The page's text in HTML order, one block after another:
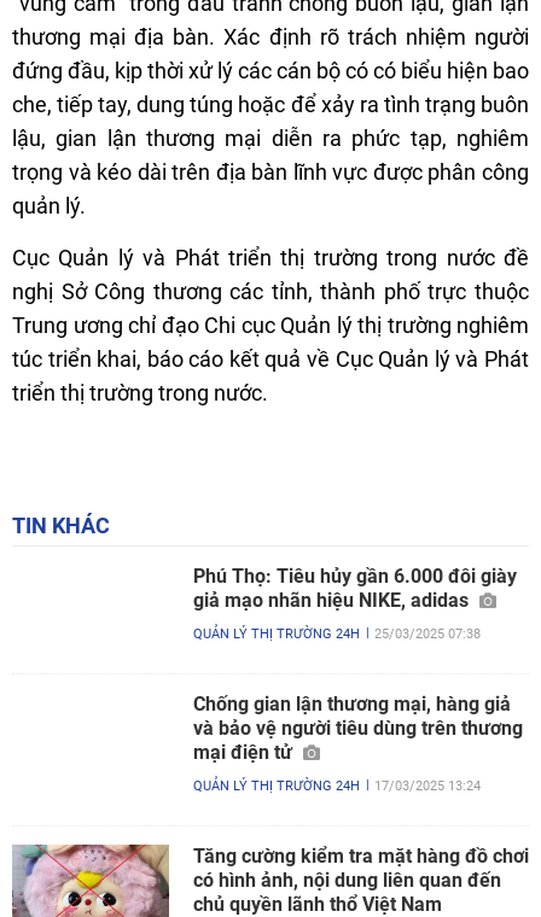
thương mại địa bàn. Xác định rõ trách nhiệm người
đứng đầu, kịp thời xử lý các cán bộ có có biểu hiện bao
che, tiếp tay, dung túng hoặc để xảy ra tình trạng buôn
lậu, gian lận thương mại diễn ra phức tạp, nghiêm
trọng và kéo dài trên địa bàn lĩnh vực được phân công
quản lý.
Cục Quản lý và Phát triển thị trường trong nước đề
nghị Sở Công thương các tỉnh, thành phố trực thuộc
Trung ương chỉ đạo Chi cục Quản lý thị trường nghiêm
túc triển khai, báo cáo kết quả về Cục Quản lý và Phát
triển thị trường trong nước.
TIN KHÁC
Phú Thọ: Tiêu hủy gần 6.000 đôi giày
giả mạo nhãn hiệu NIKE, adidas
QUẢN LÝ THỊ TRƯỜNG 24H 25/03/2025 07:38
Chống gian lận thương mại, hàng giả
và bảo vệ người tiêu dùng trên thương
mại điện tử
QUẢN LÝ THỊ TRƯỜNG 24H 17/03/2025 13:24
Tăng cường kiểm tra mặt hàng đồ chơi
có hình ảnh, nội dung liên quan đến
chủ quyền lãnh thổ Việt Nam